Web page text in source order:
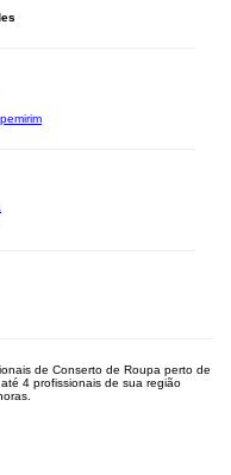
de Conserto de Roupa perto de
4 profissionais de sua região